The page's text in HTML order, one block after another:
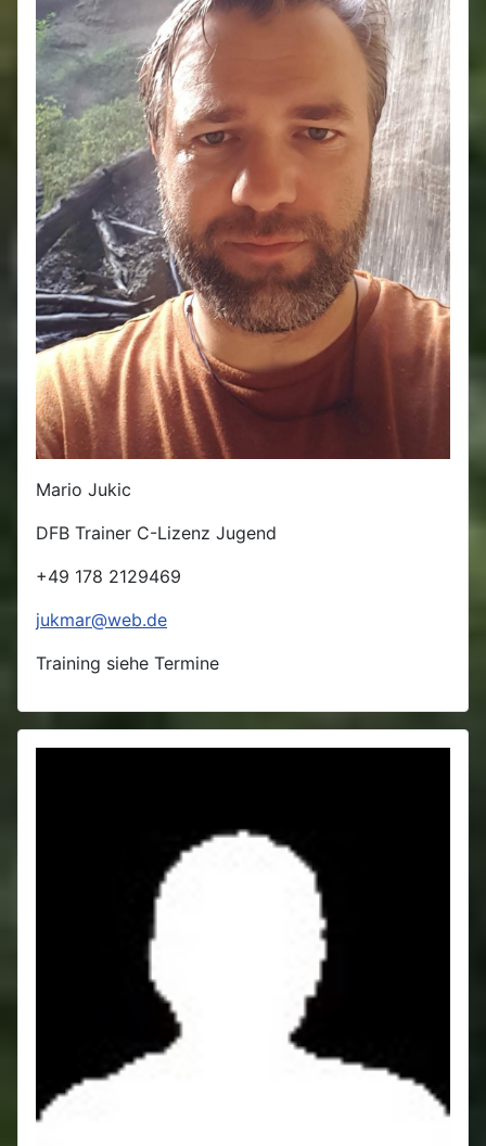
Mario Jukic
DFB Trainer C-Lizenz Jugend
+49 178 2129469
jukmar@web.de
Training siehe Termine